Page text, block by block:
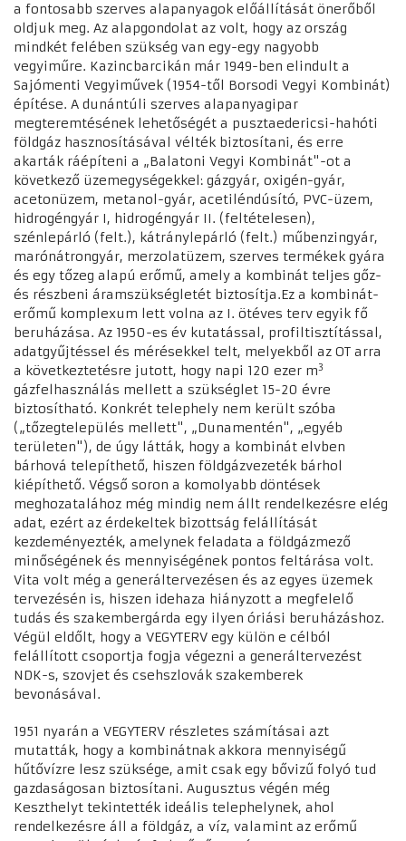
a fontosabb szerves alapanyagok előállítását önerőből
oldjuk meg. Az alapgondolat az volt, hogy az ország
mindkét felében szükség van egy-egy nagyobb
vegyiműre. Kazincbarcikán már 1949-ben elindult a
Sajómenti Vegyiművek (1954-től Borsodi Vegyi Kombinát)
építése. A dunántúli szerves alapanyagipar
megteremtésének lehetőségét a pusztaedericsi-hahóti
földgáz hasznosításával vélték biztosítani, és erre
akarták ráépíteni a „Balatoni Vegyi Kombinát"-ot a
következő üzemegységekkel: gázgyár, oxigén-gyár,
acetonüzem, metanol-gyár, acetiléndúsító, PVC-üzem,
hidrogéngyár I, hidrogéngyár II. (feltételesen),
szénlepárló (felt.), kátránylepárló (felt.) műbenzingyár,
marónátrongyár, merzolatüzem, szerves termékek gyára
és egy tőzeg alapú erőmű, amely a kombinát teljes gőz-
és részbeni áramszükségletét biztosítja.Ez a kombinát-
erőmű komplexum lett volna az I. ötéves terv egyik fő
beruházása. Az 1950-es év kutatással, profiltisztítással,
adatgyűjtéssel és mérésekkel telt, melyekből az OT arra
a következtetésre jutott, hogy napi 120 ezer m3
gázfelhasználás mellett a szükséglet 15-20 évre
biztosítható. Konkrét telephely nem került szóba
(„tőzegtelepülés mellett", „Dunamentén", „egyéb
területen"), de úgy látták, hogy a kombinát elvben
bárhová telepíthető, hiszen földgázvezeték bárhol
kiépíthető. Végső soron a komolyabb döntések
meghozatalához még mindig nem állt rendelkezésre elég
adat, ezért az érdekeltek bizottság felállítását
kezdeményezték, amelynek feladata a földgázmező
minőségének és mennyiségének pontos feltárása volt.
Vita volt még a generáltervezésen és az egyes üzemek
tervezésén is, hiszen idehaza hiányzott a megfelelő
tudás és szakembergárda egy ilyen óriási beruházáshoz.
Végül eldőlt, hogy a VEGYTERV egy külön e célból
felállított csoportja fogja végezni a generáltervezést
NDK-s, szovjet és csehszlovák szakemberek
bevonásával.
1951 nyarán a VEGYTERV részletes számításai azt
mutatták, hogy a kombinátnak akkora mennyiségű
hűtővízre lesz szüksége, amit csak egy bővizű folyó tud
gazdaságosan biztosítani. Augusztus végén még
Keszthelyt tekintették ideális telephelynek, ahol
rendelkezésre áll a földgáz, a víz, valamint az erőmű